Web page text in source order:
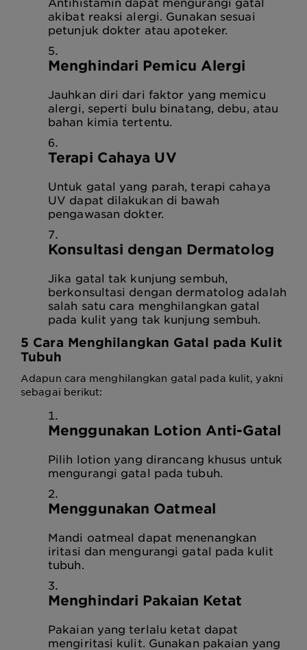
akibat reaksi alergi. Gunakan sesuai
petunjuk dokter atau apoteker.
Menghindari Pemicu Alergi
Jauhkan diri dari faktor yang memicu
alergi, seperti bulu binatang, debu, atau
bahan kimia tertentu.
Terapi Cahaya UV
Untuk gatal yang parah, terapi cahaya
UV dapat dilakukan di bawah
pengawasan dokter.
Konsultasi dengan Dermatolog
Jika gatal tak kunjung sembuh,
berkonsultasi dengan dermatolog adalah
salah satu cara menghilangkan gatal
pada kulit yang tak kunjung sembuh.
5 Cara Menghilangkan Gatal pada Kulit
Tubuh
Adapun cara menghilangkan gatal pada kulit, yakni
sebagai berikut:
Menggunakan Lotion Anti-Gatal
Pilih lotion yang dirancang khusus untuk
mengurangi gatal pada tubuh.
Menggunakan Oatmeal
Mandi oatmeal dapat menenangkan
iritasi dan mengurangi gatal pada kulit
tubuh.
Menghindari Pakaian Ketat
Pakaian yang terlalu ketat dapat
mengiritasi kulit. Gunakan pakaian yang